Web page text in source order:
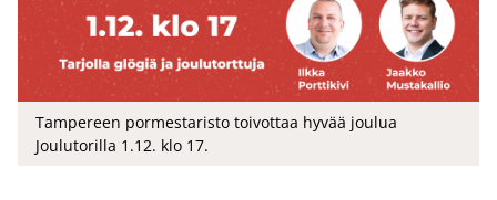
Tampereen pormestaristo toivottaa hyvää joulua
Joulutorilla 1.12. klo 17.